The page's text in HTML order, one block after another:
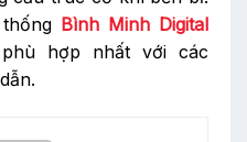
Bình Minh Digital
hợp nhất với các